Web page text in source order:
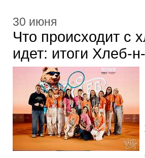
30 июня
Что происходит с
идет: итоги Хлеб-